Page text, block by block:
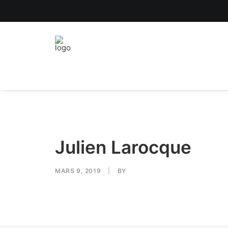
Julien Larocque
MARS 9, 2019 BY